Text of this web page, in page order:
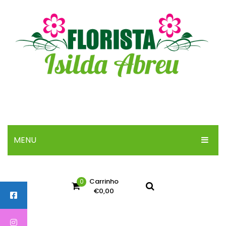
MENU
ARRANJOS
0
Carrinho
€0,00